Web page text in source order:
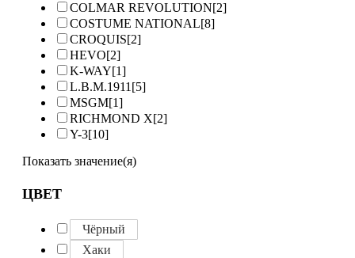
COLMAR REVOLUTION[2]
COSTUME NATIONAL[8]
CROQUIS[2]
HEVO[2]
K-WAY[1]
L.B.M.1911 [5]
MSGM[1]
RICHMOND X[2]
Y-3[10]
Показать значение(я)
ЦВЕТ
Чёрный
Хаки